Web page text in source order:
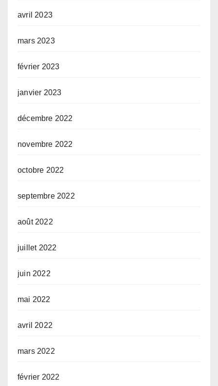
avril 2023
mars 2023
février 2023
janvier 2023
décembre 2022
novembre 2022
octobre 2022
septembre 2022
août 2022
juillet 2022
juin 2022
mai 2022
avril 2022
mars 2022
février 2022